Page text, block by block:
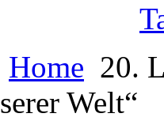
Home 20.
Welt“